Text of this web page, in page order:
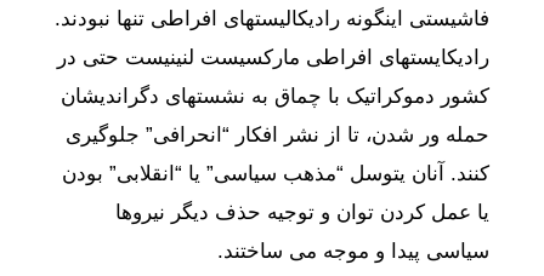
فاشیستی اینگونه رادیکالیستهای افراطی تنها نبودند.
رادیکایستهای افراطی مارکسیست لنینیست حتی در
کشور دموکراتیک با چماق به نشستهای دگراندیشان
حمله ور شدن، تا از نشر افکار “انحرافی” جلوگیری
کنند. آنان یتوسل “مذهب سیاسی” یا “انقلابی” بودن
یا عمل کردن توان و توجیه حذف دیگر نیروها
سیاسی پیدا و موجه می ساختند.